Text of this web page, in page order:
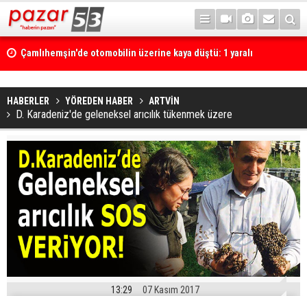
Çamlıhemşin'de otomobilin üzerine kaya düştü: 1 yaralı
HABERLER YÖREDEN HABER ARTVİN
D. Karadeniz'de geleneksel arıcılık tükenmek üzere
13:29 07 Kasım 2017